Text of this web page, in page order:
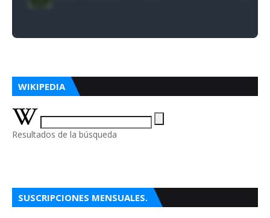
WIKIPEDIA
Resultados de la búsqueda
SUSCRIPCIONES MENSUALES.